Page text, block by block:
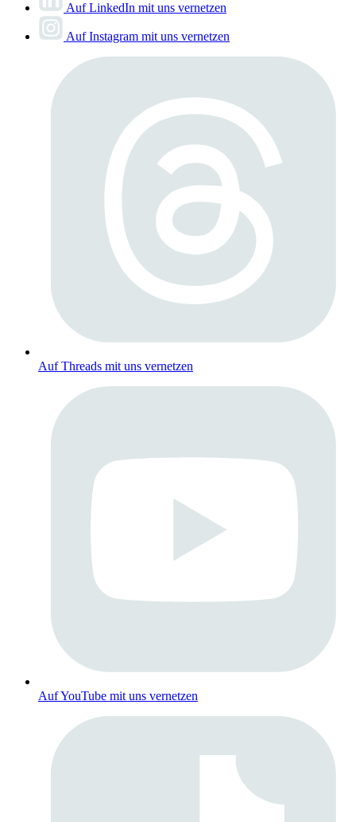
Auf LinkedIn mit uns vernetzen
Auf Instagram mit uns vernetzen
Auf Threads mit uns vernetzen
Auf YouTube mit uns vernetzen